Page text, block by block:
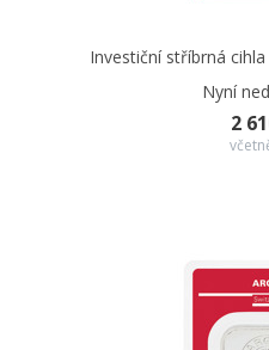
Investiční stříbrná
Nyní
2